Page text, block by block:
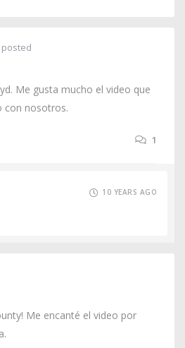
posted
Me gusta mucho el video que
con nosotros.
1
10 YEARS AGO
Me encanté el video por